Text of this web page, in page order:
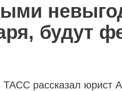
будут
рассказал юрист